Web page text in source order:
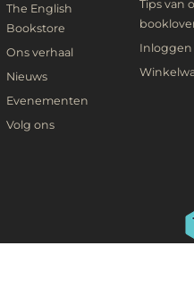
The English
Bookstore
Ons verhaal
Nieuws
Evenementen
Volg ons
Tips van
Inloggen